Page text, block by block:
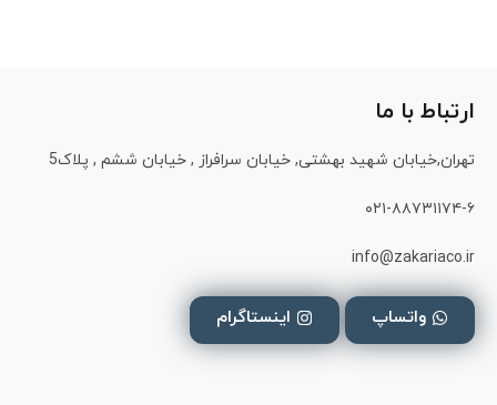
ارتباط با ما
تهران,خیابان شهید بهشتی, خیابان سرافراز , خیابان ششم , پلاک5
۰۲۱-۸۸۷۳۱۱۷۴-۶
info@zakariaco.ir
واتساپ اینستاگرام